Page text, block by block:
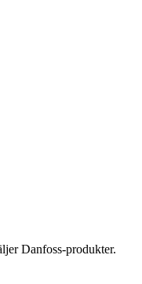
Danfoss-produkter.